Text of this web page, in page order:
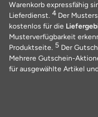
Warenkorb expressfähig
Lieferdienst. 4 Der
kostenlos für die
Musterverfügbarkeit
Produktseite. 5 Der
Mehrere Gutschein-
für ausgewählte Artikel